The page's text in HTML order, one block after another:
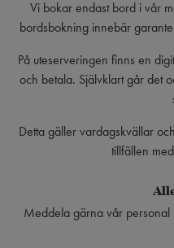
Vi bokar endast bord i vår
bordsbokning innebär
På uteserveringen finns en
och betala. Självklart går det
Detta gäller vardagskvällar
tillfällen
Meddela gärna vår personal